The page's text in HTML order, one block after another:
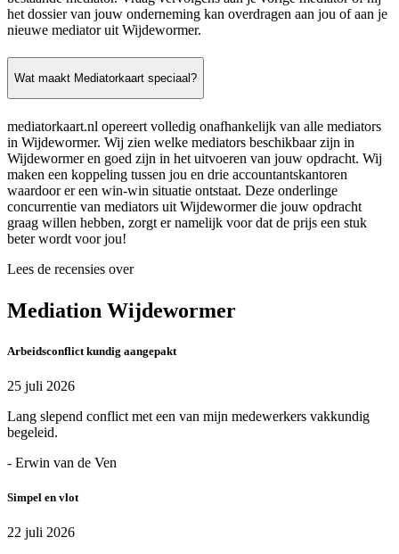
het dossier van jouw onderneming kan overdragen aan jou of aan je
nieuwe mediator uit Wijdewormer.
Wat maakt Mediatorkaart speciaal?
mediatorkaart.nl opereert volledig onafhankelijk van alle mediators
in Wijdewormer. Wij zien welke mediators beschikbaar zijn in
Wijdewormer en goed zijn in het uitvoeren van jouw opdracht. Wij
maken een koppeling tussen jou en drie accountantskantoren
waardoor er een win-win situatie ontstaat. Deze onderlinge
concurrentie van mediators uit Wijdewormer die jouw opdracht
graag willen hebben, zorgt er namelijk voor dat de prijs een stuk
beter wordt voor jou!
Lees de recensies over
Mediation Wijdewormer
Arbeidsconflict kundig aangepakt
25 juli 2026
Lang slepend conflict met een van mijn medewerkers vakkundig
begeleid.
- Erwin van de Ven
Simpel en vlot
22 juli 2026